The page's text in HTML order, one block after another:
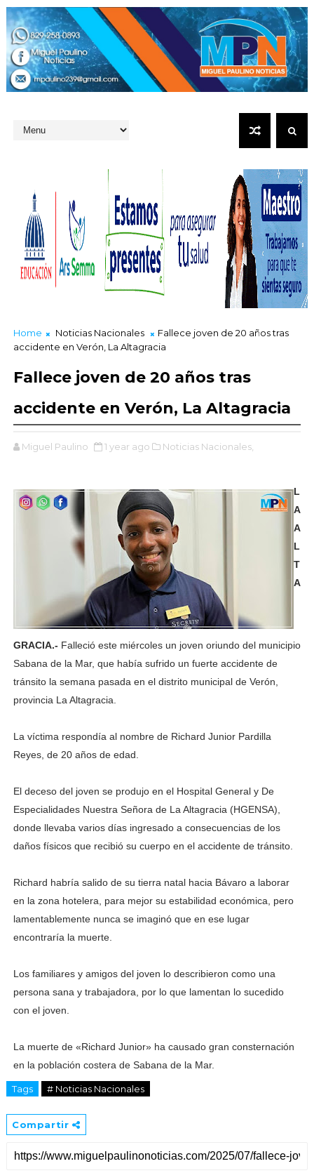
Home Noticias Nacionales
Fallece joven de 20 años tras
accidente en Verón, La Altagracia
Fallece joven de 20 años tras
accidente en Verón, La Altagracia
Miguel Paulino 1 year ago Noticias Nacionales,
L
A
A
L
T
A
GRACIA.- Falleció este miércoles un joven oriundo del municipio
Sabana de la Mar, que había sufrido un fuerte accidente de
tránsito la semana pasada en el distrito municipal de Verón,
provincia La Altagracia.
La víctima respondía al nombre de Richard Junior Pardilla
Reyes, de 20 años de edad.
El deceso del joven se produjo en el Hospital General y De
Especialidades Nuestra Señora de La Altagracia (HGENSA),
donde llevaba varios días ingresado a consecuencias de los
daños físicos que recibió su cuerpo en el accidente de tránsito.
Richard habría salido de su tierra natal hacia Bávaro a laborar
en la zona hotelera, para mejor su estabilidad económica, pero
lamentablemente nunca se imaginó que en ese lugar
encontraría la muerte.
Los familiares y amigos del joven lo describieron como una
persona sana y trabajadora, por lo que lamentan lo sucedido
con el joven.
La muerte de «Richard Junior» ha causado gran consternación
en la población costera de Sabana de la Mar.
Tags # Noticias Nacionales
Compartir